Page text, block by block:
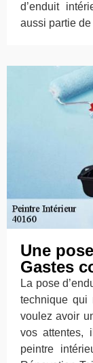
d’enduit
aussi partie
Une
Gastes
La pose
technique qui
voulez avoir
vos attentes,
peintre